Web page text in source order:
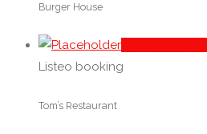
Burger House
Listeo booking
Tom’s Restaurant